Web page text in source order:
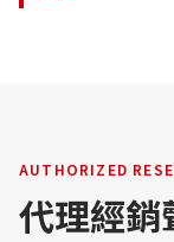
AUTHORIZED
代理經銷